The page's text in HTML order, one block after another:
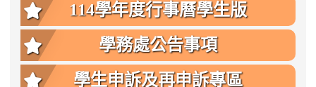
114學年度行事曆學生版
學務處公告事項
學生申訴及再申訴專區